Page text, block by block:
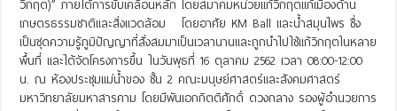
วิกฤต)” ภายใต้การขับเคลื่อนหลัก โดยสมาคมหน่วยแก้วิกฤตแก้เมืองด้าน
เกษตรธรรมชาติและสิ่งแวดล้อม โดยอาศัย KM Ball และน้ำสมุนไพร ซึ่ง
เป็นชุดความรู้ภูมิปัญญาที่สั่งสมมาเป็นเวลานานและถูกนำไปใช้แก้วิกฤตในหลาย
พื้นที่ และได้จัดโครงการขึ้น ในวันพุธที่ 16 ตุลาคม 2562 เวลา 08:00-12:00
น. ณ ห้องประชุมแม่น้ำของ ชั้น 2 คณะมนุษย์ศาสตร์และสังคมศาสตร์
มหาวิทยาลัยมหาสารคาม โดยมีพันเอกกิตติศักดิ์ ดวงกลาง รองผู้อำนวยการ